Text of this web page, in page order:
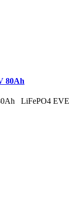
80Ah
LiFePO4 EVE